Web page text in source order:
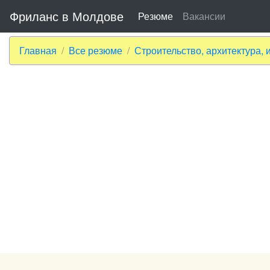
Фриланс в Молдове Резюме Вакансии
Главная Все резюме Строительство, архитектура,